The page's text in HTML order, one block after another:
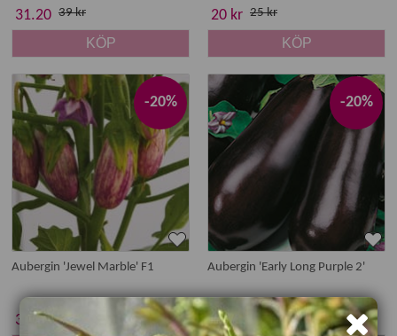
31.20 39 kr
KÖP
20 kr 25 kr
KÖP
-20%
Aubergin 'Jewel Marble' F1
39.20 49 kr
-20%
Aubergin 'Early Long Purple 2'
28 kr 35 kr